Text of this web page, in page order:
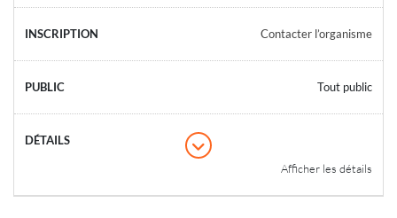
Contacter l’organisme
Tout public
Afficher les détails